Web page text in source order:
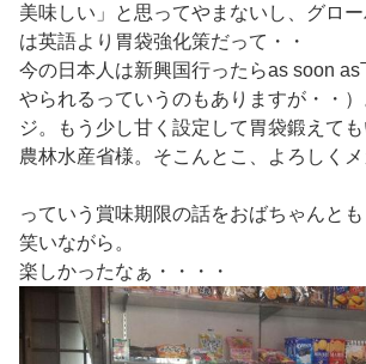
美味しい」と思ってやまないし、グロ
は英語より胃袋強化策だって・・
今の日本人は新興国行ったらas soon as
やられるっていうのもありますが・・
ジ。もう少し甘く設定して胃袋鍛えて
農林水産省様。そこんとこ、よろしくメ
っていう賞味期限の話をおばちゃんと
笑いながら。
楽しかったなぁ・・・・